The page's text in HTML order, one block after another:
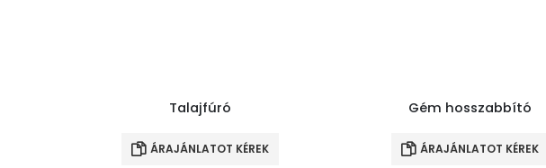
Talajfúró
ÁRAJÁNLATOT KÉREK
Gém hosszabbító
ÁRAJÁNLATOT KÉREK